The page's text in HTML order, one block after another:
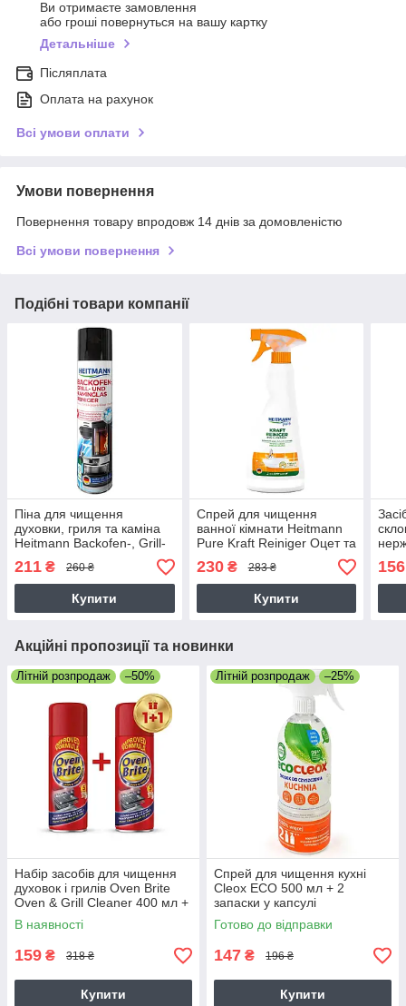
Ви отримаєте замовлення
або гроші повернуться на вашу картку
Детальніше
Післяплата
Оплата на рахунок
Всі умови оплати
Умови повернення
Повернення товару впродовж 14 днів за домовленістю
Всі умови повернення
Подібні товари компанії
Піна для чищення
духовки, гриля та каміна
Heitmann Backofen-, Grill-
400 мл
211 ₴ 260 ₴
Купити
Спрей для чищення
ванної кімнати Heitmann
Pure Kraft Reiniger Оцет та
230₴ 283 ₴
Купити
156
Акційні пропозиції та новинки
Літній розпродаж –50%
Набір засобів для чищення
духовок і грилів Oven Brite
Oven & Grill Cleaner 400 мл +
400 мл (1+1 у подарунок)
В наявності
159 ₴ 318 ₴
Купити
Літній розпродаж –25%
Спрей для чищення кухні
Cleox ECO 500 мл + 2
запаски у капсулі
Готово до відправки
147 ₴ 196 ₴
Купити